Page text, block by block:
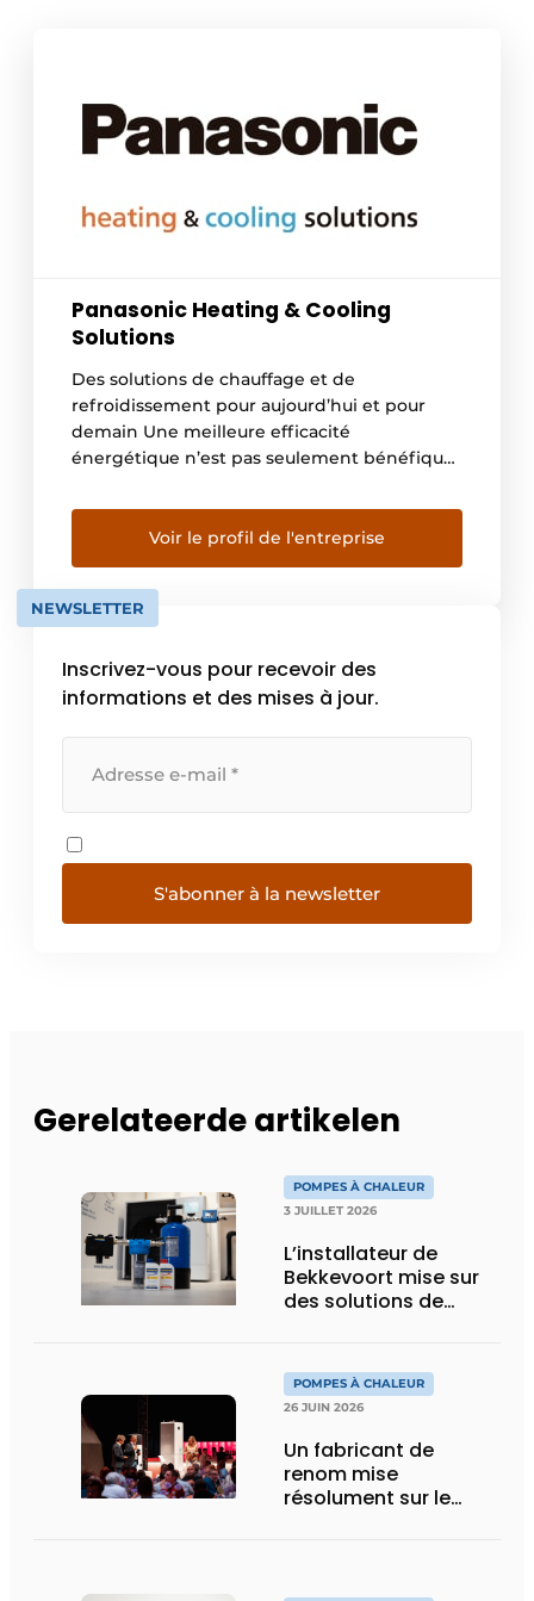
Panasonic Heating & Cooling
Solutions
Des solutions de chauffage et de
refroidissement pour aujourd’hui et pour
demain Une meilleure efficacité
énergétique n’est pas seulement bénéfique
planète. Chez Panasonic, nous nous
engageons à fournir des solutions
innovantes en matière de chauffage, de
climatisation et de réfrigération
commerciale. Depuis 1958, date à laquelle
Voir le profil de l'entreprise
NEWSLETTER
Inscrivez-vous pour recevoir des
informations et des mises à jour.
S'abonner à la newsletter
Gerelateerde artikelen
POMPES À CHALEUR
3 JUILLET 2026
L’installateur de
Bekkevoort mise sur
des solutions de
systèmes de
chauffage pilotés par
pompe à chaleur
POMPES À CHALEUR
26 JUIN 2026
Un fabricant de
renom mise
résolument sur le